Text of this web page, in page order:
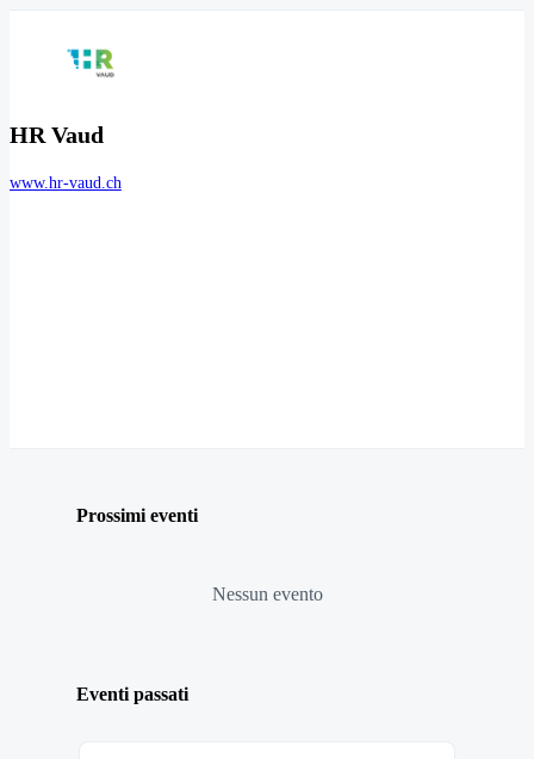
HR Vaud
www.hr-vaud.ch
Prossimi eventi
Nessun evento
Eventi passati